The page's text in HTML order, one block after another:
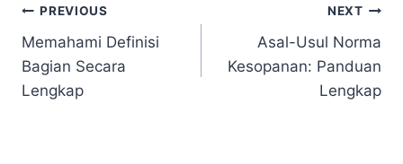
Navigasi
pos
PREVIOUS
Memahami Definisi
Bagian Secara
Lengkap
NEXT
Asal-Usul Norma
Kesopanan: Panduan
Lengkap